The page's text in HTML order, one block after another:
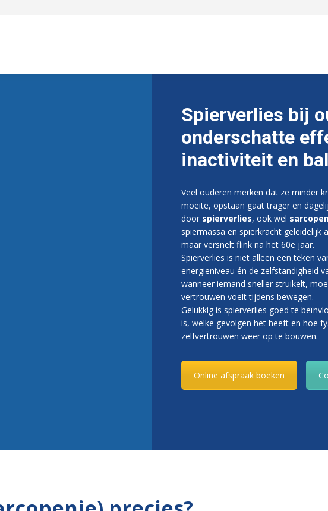
Spierverlies bij
onderschatte
inactiviteit en
Veel ouderen merken dat ze minder
moeite, opstaan gaat trager en
door spierverlies, ook wel
spiermassa en spierkracht geleidelijk
maar versnelt flink na het 60e jaar.
Spierverlies is niet alleen een teken
energieniveau én de zelfstandigheid
wanneer iemand sneller struikelt,
vertrouwen voelt tijdens bewegen.
Gelukkig is spierverlies goed te
is, welke gevolgen het heeft en hoe
zelfvertrouwen weer op te bouwen.
Online afspraak boeken